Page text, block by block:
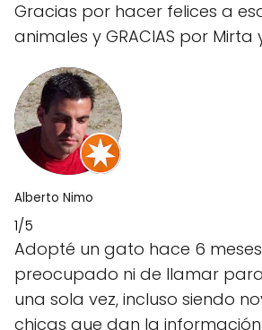
Gracias por hacer felices a
animales y GRACIAS por Mirta
Alberto Nimo
1/5
Adopté un gato hace 6
preocupado ni de llamar
una sola vez, incluso siendo
chicas que dan la